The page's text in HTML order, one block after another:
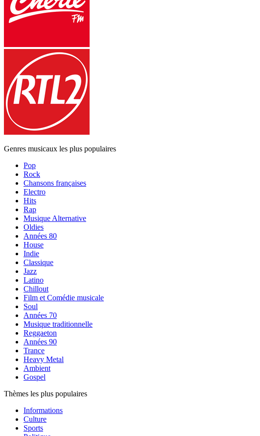
Genres musicaux les plus populaires
Pop
Rock
Chansons françaises
Electro
Hits
Rap
Musique Alternative
Oldies
Années 80
House
Indie
Classique
Jazz
Latino
Chillout
Film et Comédie musicale
Soul
Années 70
Musique traditionnelle
Reggaeton
Années 90
Trance
Heavy Metal
Ambient
Gospel
Thèmes les plus populaires
Informations
Culture
Sports